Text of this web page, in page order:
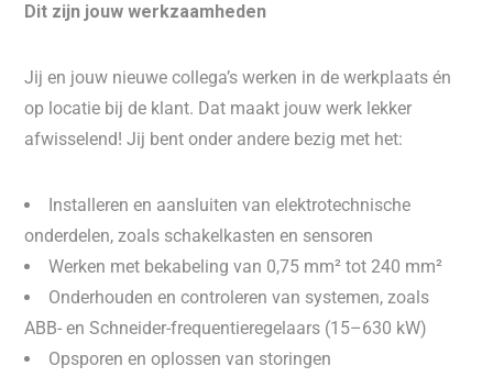
Dit zijn jouw werkzaamheden
Jij en jouw nieuwe collega’s werken in de werkplaats én
op locatie bij de klant. Dat maakt jouw werk lekker
afwisselend! Jij bent onder andere bezig met het:
Installeren en aansluiten van elektrotechnische
onderdelen, zoals schakelkasten en sensoren
Werken met bekabeling van 0,75 mm² tot 240 mm²
Onderhouden en controleren van systemen, zoals
ABB- en Schneider-frequentieregelaars (15–630 kW)
Opsporen en oplossen van storingen